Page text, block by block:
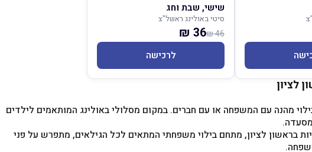
שישי, שבת וחג
סיטי באולינג ראשל"צ
46 ₪
36 ₪
לרכישה
לציון
מהנה עם המשפחה או עם חברים. במקום מסלולי באולינג המותאמים לילדים
בראשון לציון, מתחם בילוי משפחתי המתאים לכל הגילאים, מתפרש על פני